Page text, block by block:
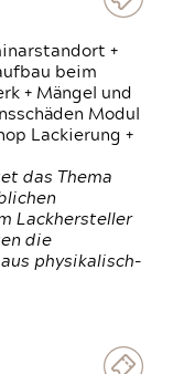
+
beim
+ Mängel und
Modul
Lackierung +
das Thema
Lackhersteller
die
physikalisch-